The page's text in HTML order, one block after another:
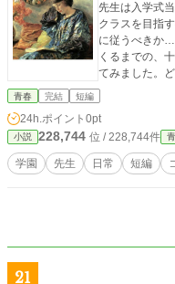
先生は入学式
クラスを目指
に従うべきか……。 入学式が終わり、生徒が
くるまでの、
てみました。
青春 完結 短編
24h.ポイント 0pt
小説 228,744 位 / 228,744件
学園 先生 日常 短編
21